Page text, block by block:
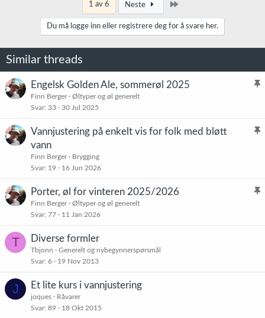
1 av 6 Neste
Du må logge inn eller registrere deg for å svare her.
Similar threads
K
t
Engelsk Golden Ale, sommerøl 2025
Finn Berger
Øltyper og øl generelt
Svar 33 30 Jul 2025
K
r
Vannjustering på enkelt vis for folk med bløtt
vann
Finn Berger
Brygging
Svar 19 16 Jun 2026
K
Porter, øl for vinteren 2025/2026
Finn Berger
Øltyper og øl generelt
Svar 77 11 Jan 2026
T Diverse formler
Tbjonn
Generelt og nybegynnerspørsmål
Svar 6 19 Nov 2013
J Et lite kurs i vannjustering
joques
Råvarer
Svar 89 18 Okt 2015